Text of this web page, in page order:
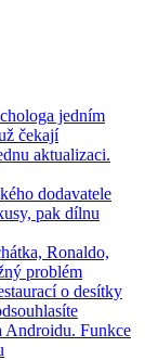
jedním
čekají
aktualizaci.
dodavatele
pak dílnu
Ronaldo,
problém
o desítky
Androidu. Funkce